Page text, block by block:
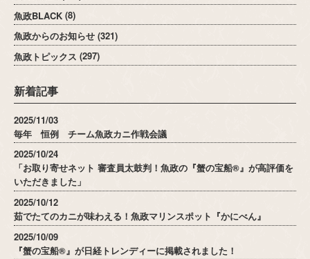
魚政BLACK (8)
魚政からのお知らせ (321)
魚政トピックス (297)
新着記事
2025/11/03
毎年 恒例 チーム魚政カニ作戦会議
2025/10/24
「お取り寄せネット 審査員太鼓判！魚政の『蟹の宝船®』が高評価を
いただきました」
2025/10/12
茹でたてのカニが味わえる！魚政マリンスポット『かにべん』
2025/10/09
『蟹の宝船®』が日経トレンディーに掲載されました！